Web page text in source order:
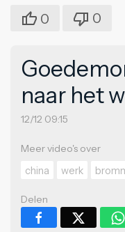
0 0
naar het
12/12 09:15
Meer video's over
china
werk
Delen